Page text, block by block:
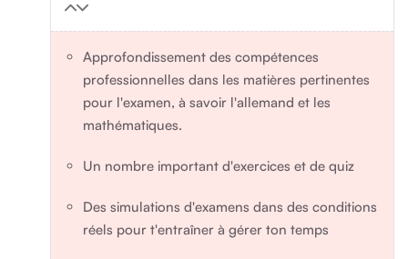
Approfondissement des compétences
professionnelles dans les matières pertinentes
pour l'examen, à savoir l'allemand et les
mathématiques.
Un nombre important d'exercices et de quiz
Des simulations d'examens dans des conditions
réels pour t'entraîner à gérer ton temps